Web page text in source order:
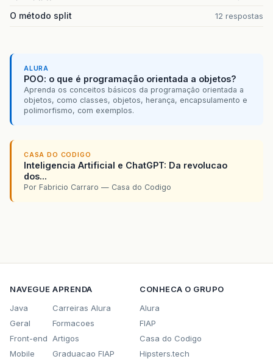
O método split 12 respostas
ALURA
POO: o que é programação orientada a objetos?
Aprenda os conceitos básicos da programação orientada a
objetos, como classes, objetos, herança, encapsulamento e
polimorfismo, com exemplos.
CASA DO CODIGO
Inteligencia Artificial e ChatGPT: Da revolucao
dos...
Por Fabricio Carraro — Casa do Codigo
NAVEGUE
Java
Geral
Front-end
Mobile
APRENDA
Carreiras Alura
Formacoes
Artigos
Graduacao FIAP
CONHECA O GRUPO
Alura
FIAP
Casa do Codigo
Hipsters.tech